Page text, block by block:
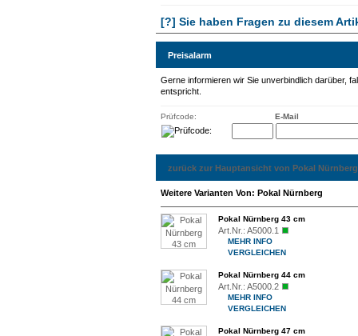
[?] Sie haben Fragen zu diesem
Preisalarm
Gerne informieren wir Sie unverbindlich darüber,
entspricht.
Prüfcode: E-Mail
zurück zur Hauptansicht von Pokal Nürnberg
Weitere Varianten Von: Pokal Nürnberg
Pokal Nürnberg 43 cm
Art.Nr.: A5000.1
MEHR INFO
VERGLEICHEN
Pokal Nürnberg 44 cm
Art.Nr.: A5000.2
MEHR INFO
VERGLEICHEN
Pokal Nürnberg 47 cm